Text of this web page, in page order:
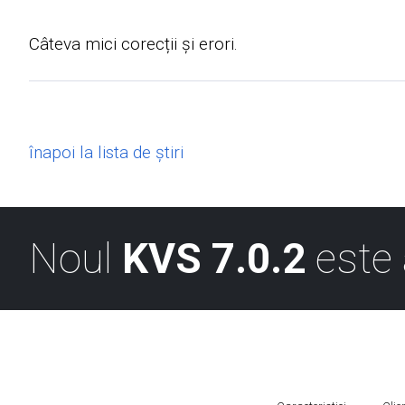
Câteva mici corecții și erori.
înapoi la lista de știri
Noul KVS 7.0.2 este